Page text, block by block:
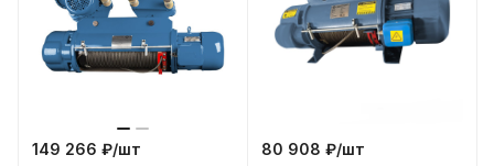
149 266 ₽/шт
80 908 ₽/шт